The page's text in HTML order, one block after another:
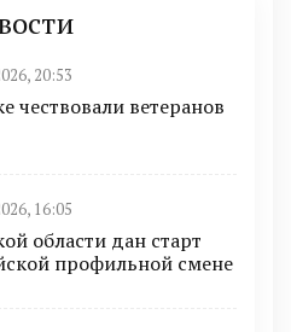
20:53
чествовали ветеранов
16:05
области дан старт
профильной смене